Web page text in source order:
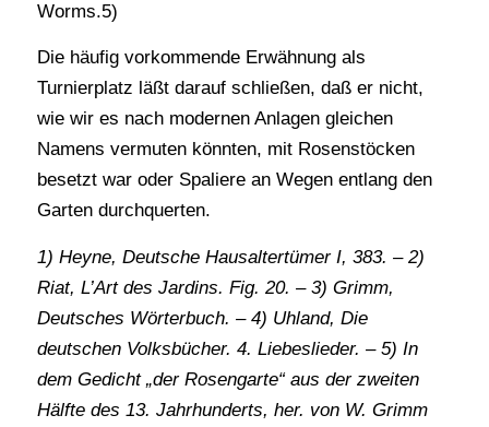
Worms.5)
Die häufig vorkommende Erwähnung als
Turnierplatz läßt darauf schließen, daß er nicht,
wie wir es nach modernen Anlagen gleichen
Namens vermuten könnten, mit Rosenstöcken
besetzt war oder Spaliere an Wegen entlang den
Garten durchquerten.
1) Heyne, Deutsche Hausaltertümer I, 383. – 2)
Riat, L’Art des Jardins. Fig. 20. – 3) Grimm,
Deutsches Wörterbuch. – 4) Uhland, Die
deutschen Volksbücher. 4. Liebeslieder. – 5) In
dem Gedicht „der Rosengarte“ aus der zweiten
Hälfte des 13. Jahrhunderts, her. von W. Grimm